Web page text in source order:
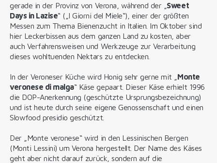
gerade in der Provinz von Verona, während der „ Sweet
Days in Lazise“ („I Giorni del Miele“), einer der größten
Messen zum Thema Bienenzucht in Italien. Im Oktober sind
hier Leckerbissen aus dem ganzen Land zu kosten, aber
auch Verfahrensweisen und Werkzeuge zur Verarbeitung
dieses wohltuenden Nektars zu entdecken.
In der Veroneser Küche wird Honig sehr gerne mit „ Monte
veronese di malga“ Käse gepaart. Dieser Käse erhielt 1996
die DOP-Anerkennung (geschützte Ursprungsbezeichnung)
und ist heute durch seine eigene Genossenschaft und einen
Slowfood presidio geschützt.
Der „Monte veronese“ wird in den Lessinischen Bergen
(Monti Lessini) um Verona hergestellt. Der Name des Käses
geht aber nicht darauf zurück, sondern auf die